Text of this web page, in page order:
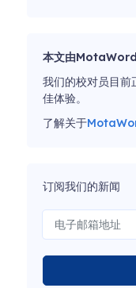
本文由MotaWord
我们的校对员目前
佳体验。
了解关于
订阅我们的新闻